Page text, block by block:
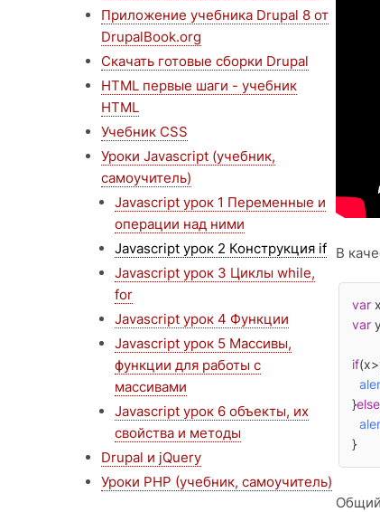
Приложение учебника Drupal 8 от
DrupalBook.org
Скачать готовые сборки Drupal
HTML первые шаги - учебник
HTML
Учебник CSS
Уроки Javascript (учебник,
самоучитель)
Javascript урок 1 Переменные и
операции над ними
Javascript урок 2 Конструкция if
Javascript урок 3 Циклы while,
for
Javascript урок 4 Функции
Javascript урок 5 Массивы,
функции для работы с
массивами
Javascript урок 6 объекты, их
свойства и методы
Drupal и jQuery
Уроки PHP (учебник, самоучитель)
В
var
var
if
}else
}